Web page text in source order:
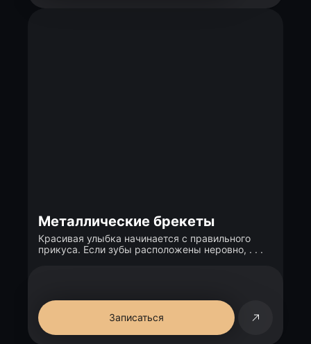
Металлические брекеты
Красивая улыбка начинается с правильного
прикуса. Если зубы расположены неровно, . . .
Записаться